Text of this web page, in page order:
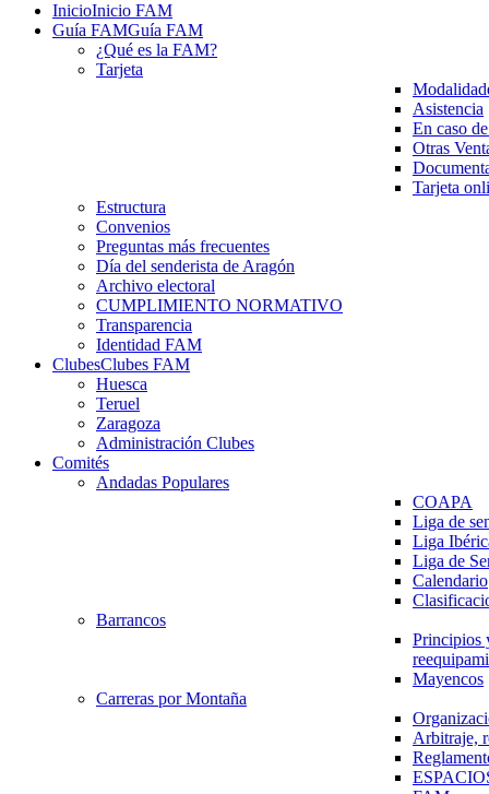
InicioInicio FAM
Guía FAMGuía FAM
¿Qué es la FAM?
Tarjeta
Asistencia
En caso
Otras
Tarjeta
Estructura
Convenios
Preguntas más frecuentes
Día del senderista de Aragón
Archivo electoral
CUMPLIMIENTO NORMATIVO
Transparencia
Identidad FAM
ClubesClubes FAM
Huesca
Teruel
Zaragoza
Administración Clubes
Comités
Andadas Populares
COAPA
Liga de
Liga
Liga de
Calendario
Barrancos
Principios
Mayencos
Carreras por Montaña
Arbitraje,